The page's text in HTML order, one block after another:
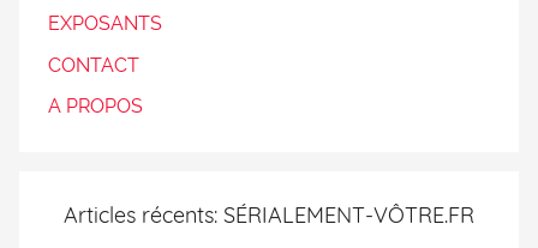
EXPOSANTS
CONTACT
A PROPOS
Articles récents: SÉRIALEMENT-VÔTRE.FR